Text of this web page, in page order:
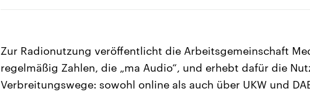
Zur Radionutzung veröffentlicht die Arbeitsgemeinschaft
regelmäßig Zahlen, die „ma Audio“, und erhebt dafür die
Verbreitungswege: sowohl online als auch über UKW und